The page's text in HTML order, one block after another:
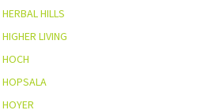
HERBAL HILLS
HIGHER LIVING
HOCH
HOPSALA
HOYER